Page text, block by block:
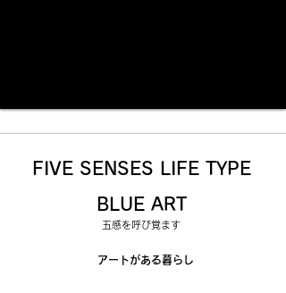
FIVE SENSES LIFE TYPE
BLUE ART
五感を呼び覚ます
アートがある暮らし